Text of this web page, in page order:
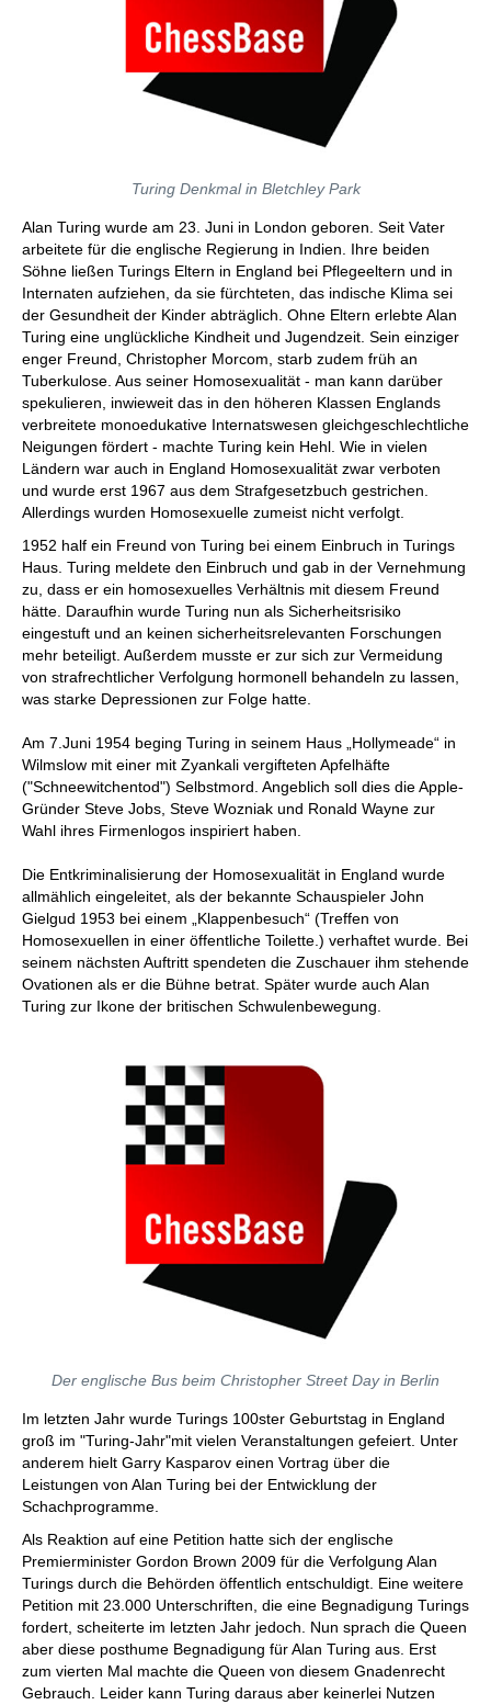
Turing Denkmal in Bletchley Park
Alan Turing wurde am 23. Juni in London geboren. Seit Vater
arbeitete für die englische Regierung in Indien. Ihre beiden
Söhne ließen Turings Eltern in England bei Pflegeeltern und in
Internaten aufziehen, da sie fürchteten, das indische Klima sei
der Gesundheit der Kinder abträglich. Ohne Eltern erlebte Alan
Turing eine unglückliche Kindheit und Jugendzeit. Sein einziger
enger Freund, Christopher Morcom, starb zudem früh an
Tuberkulose. Aus seiner Homosexualität - man kann darüber
spekulieren, inwieweit das in den höheren Klassen Englands
verbreitete monoedukative Internatswesen gleichgeschlechtliche
Neigungen fördert - machte Turing kein Hehl. Wie in vielen
Ländern war auch in England Homosexualität zwar verboten
und wurde erst 1967 aus dem Strafgesetzbuch gestrichen.
Allerdings wurden Homosexuelle zumeist nicht verfolgt.
1952 half ein Freund von Turing bei einem Einbruch in Turings
Haus. Turing meldete den Einbruch und gab in der Vernehmung
zu, dass er ein homosexuelles Verhältnis mit diesem Freund
hätte. Daraufhin wurde Turing nun als Sicherheitsrisiko
eingestuft und an keinen sicherheitsrelevanten Forschungen
mehr beteiligt. Außerdem musste er zur sich zur Vermeidung
von strafrechtlicher Verfolgung hormonell behandeln zu lassen,
was starke Depressionen zur Folge hatte.
Am 7.Juni 1954 beging Turing in seinem Haus „Hollymeade“ in
Wilmslow mit einer mit Zyankali vergifteten Apfelhäfte
("Schneewitchentod") Selbstmord. Angeblich soll dies die Apple-
Gründer Steve Jobs, Steve Wozniak und Ronald Wayne zur
Wahl ihres Firmenlogos inspiriert haben.
Die Entkriminalisierung der Homosexualität in England wurde
allmählich eingeleitet, als der bekannte Schauspieler John
Gielgud 1953 bei einem „Klappenbesuch“ (Treffen von
Homosexuellen in einer öffentliche Toilette.) verhaftet wurde. Bei
seinem nächsten Auftritt spendeten die Zuschauer ihm stehende
Ovationen als er die Bühne betrat. Später wurde auch Alan
Turing zur Ikone der britischen Schwulenbewegung.
Der englische Bus beim Christopher Street Day in Berlin
Im letzten Jahr wurde Turings 100ster Geburtstag in England
groß im "Turing-Jahr"mit vielen Veranstaltungen gefeiert. Unter
anderem hielt Garry Kasparov einen Vortrag über die
Leistungen von Alan Turing bei der Entwicklung der
Schachprogramme.
Als Reaktion auf eine Petition hatte sich der englische
Premierminister Gordon Brown 2009 für die Verfolgung Alan
Turings durch die Behörden öffentlich entschuldigt. Eine weitere
Petition mit 23.000 Unterschriften, die eine Begnadigung Turings
fordert, scheiterte im letzten Jahr jedoch. Nun sprach die Queen
aber diese posthume Begnadigung für Alan Turing aus. Erst
zum vierten Mal machte die Queen von diesem Gnadenrecht
Gebrauch. Leider kann Turing daraus aber keinerlei Nutzen